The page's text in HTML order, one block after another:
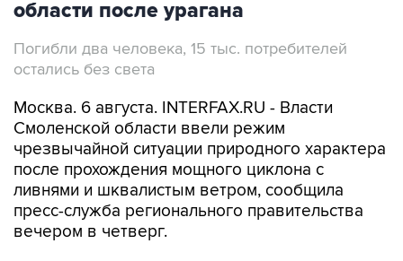
Погибли два человека, 15 тыс. потребителей
Москва. 6 августа. INTERFAX.RU - Власти
чрезвычайной ситуации природного характера
после прохождения мощного циклона с
ливнями и шквалистым ветром, сообщила
пресс-служба регионального правительства
вечером в четверг.
Мощный циклон с ливнями и шквалистым